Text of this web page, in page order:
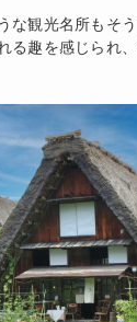
な観光名所もそ
る趣を感じられ